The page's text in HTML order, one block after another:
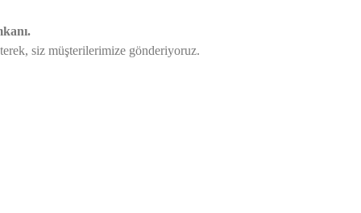
siz müşterilerimize gönderiyoruz.